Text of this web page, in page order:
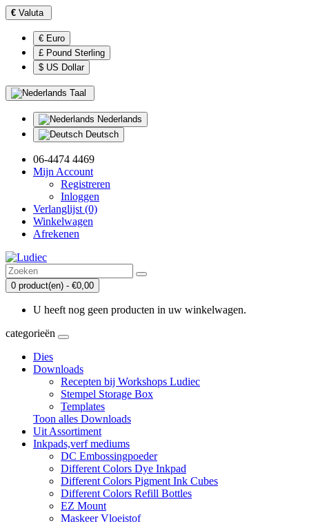
€ Valuta
€ Euro
£ Pound Sterling
$ US Dollar
Taal
Nederlands
Deutsch
06-4474 4469
Mijn Account
Registreren
Inloggen
Verlanglijst (0)
Winkelwagen
Afrekenen
0 product(en) - €0,00
U heeft nog geen producten in uw winkelwagen.
categorieën
Dies
Downloads
Recepten bij Workshops Ludiec
Stempel Storage Box
Templates
Toon alles Downloads
Uit Assortiment
Inkpads,verf mediums
DC Embossingpoeder
Different Colors Dye Inkpad
Different Colors Pigment Ink Cubes
Different Colors Refill Bottles
EZ Mount
Maskeer Vloeistof